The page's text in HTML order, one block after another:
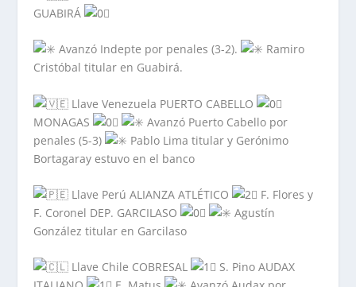
GUABIRÁ
Avanzó Indepte por penales (3-2).
Ramiro
Cristóbal titular en Guabirá.
Llave Venezuela PUERTO CABELLO
MONAGAS
Avanzó Puerto Cabello por
penales (5-3)
Pablo Lima titular y Gerónimo
Bortagaray estuvo en el banco
Llave Perú ALIANZA ATLÉTICO
F. Flores y
F. Coronel DEP. GARCILASO
Agustín
González titular en Garcilaso
Llave Chile COBRESAL
S. Pino AUDAX